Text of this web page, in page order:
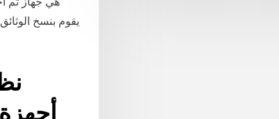
يقوم بنسخ